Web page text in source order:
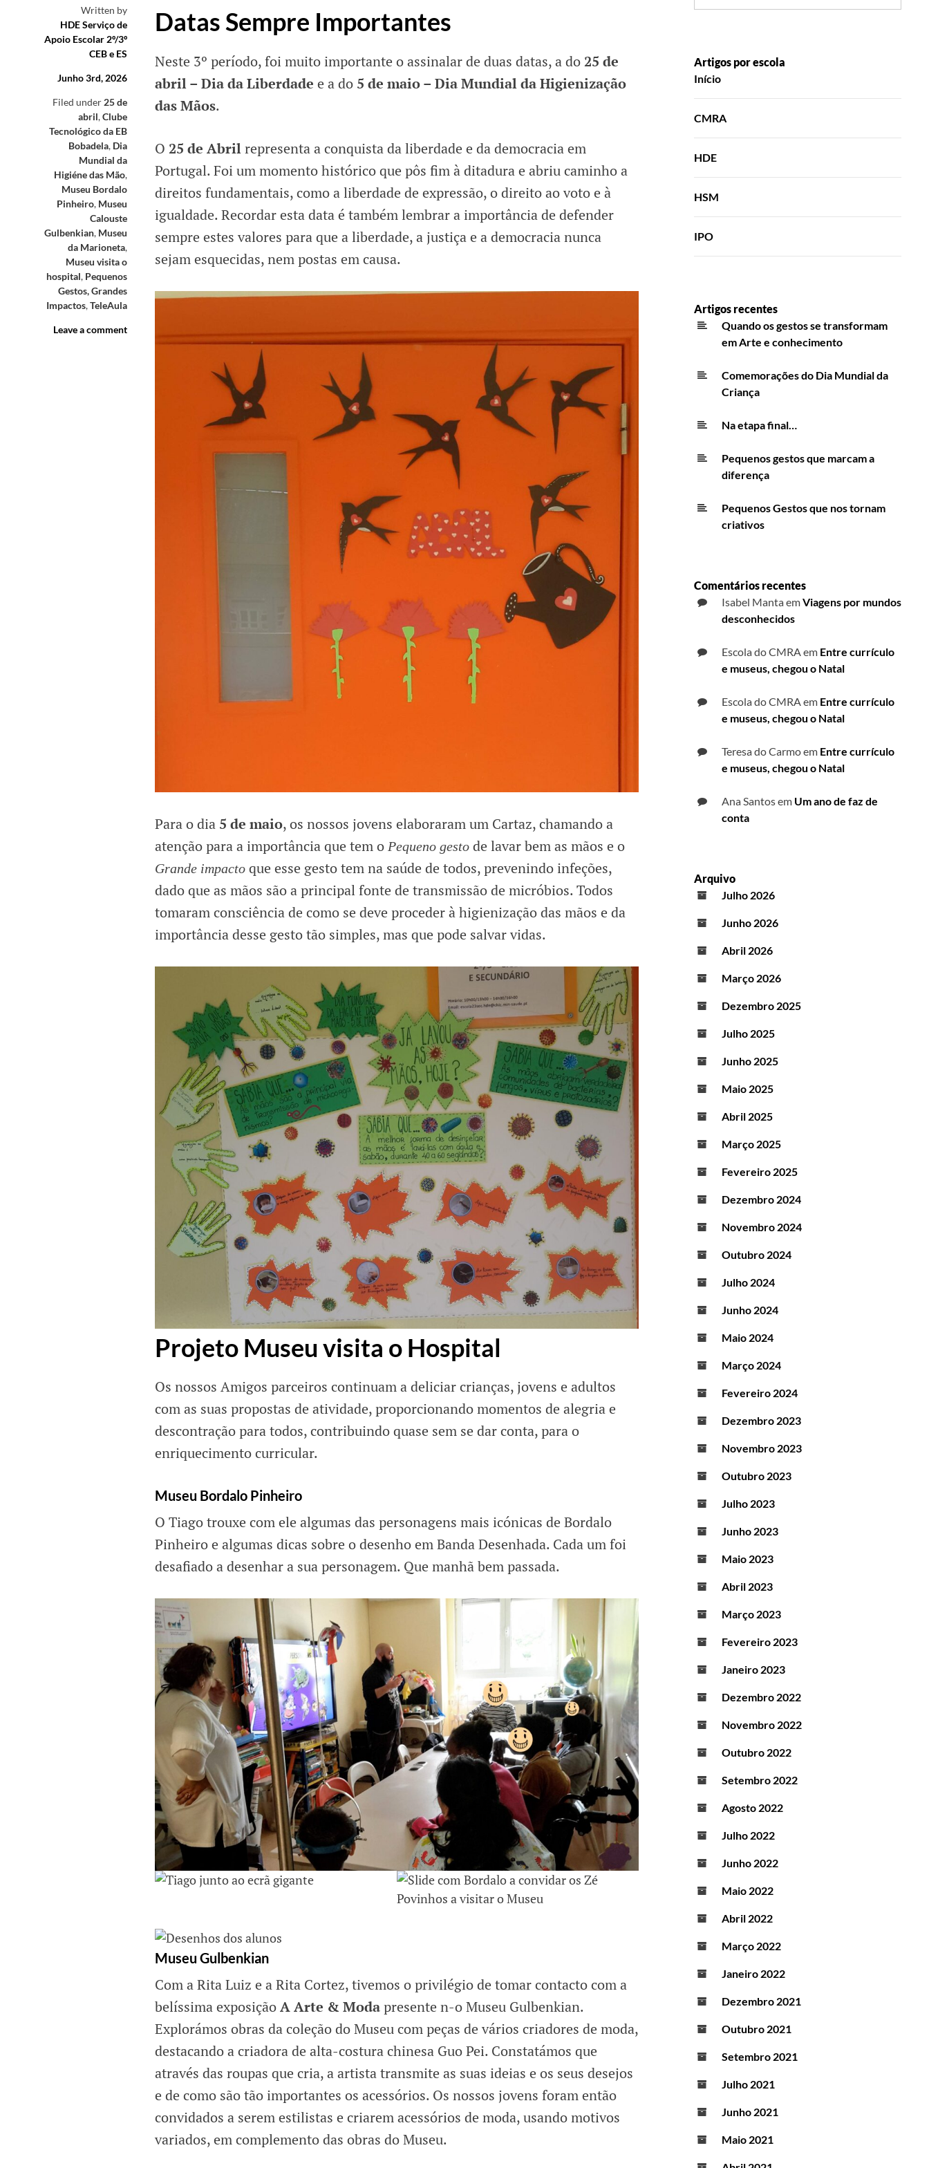
Written by
HDE Serviço de
Apoio Escolar 2º/3º
CEB e ES
Junho 3rd, 2026
Filed under 25 de
abril,Clube
Tecnológico da EB
Bobadela, Dia
Mundial da
Higiéne das Mão,
Museu Bordalo
Pinheiro, Museu
Calouste
Gulbenkian, Museu
da Marioneta,
Museu visita o
hospital, Pequenos
Gestos, Grandes
Impactos,TeleAula
Leave a comment
Datas Sempre Importantes
Neste 3º período, foi muito importante o assinalar de duas datas, a do25 de
abril – Dia da Liberdade e a do 5 de maio – Dia Mundial da Higienização
das Mãos.
O 25 de Abrilrepresenta a conquista da liberdade e da democracia em
Portugal. Foi um momento histórico que pôs fim à ditadura e abriu caminho a
direitos fundamentais, como a liberdade de expressão, o direito ao voto e à
igualdade. Recordar esta data é também lembrar a importância de defender
sempre estes valores para que a liberdade, a justiça e a democracia nunca
sejam esquecidas, nem postas em causa.
Para o dia 5 de maio, os nossos jovens elaboraram um Cartaz, chamando a
atenção para a importância que tem o Pequeno gesto de lavar bem as mãos e o
Grande impacto que esse gesto tem na saúde de todos, prevenindo infeções,
dado que as mãos são a principal fonte de transmissão de micróbios. Todos
tomaram consciência de como se deve proceder à higienização das mãos e da
importância desse gesto tão simples, mas que pode salvar vidas.
Projeto Museu visita o Hospital
Os nossos Amigos parceiros continuam a deliciar crianças, jovens e adultos
com as suas propostas de atividade, proporcionando momentos de alegria e
descontração para todos, contribuindo quase sem se dar conta, para o
enriquecimento curricular.
Museu Bordalo Pinheiro
O Tiago trouxe com ele algumas das personagens mais icónicas de Bordalo
Pinheiro e algumas dicas sobre o desenho em Banda Desenhada. Cada um foi
desafiado a desenhar a sua personagem. Que manhã bem passada.
Museu Gulbenkian
Com a Rita Luiz e a Rita Cortez, tivemos o privilégio de tomar contacto com a
belíssima exposiçãoA Arte & Modapresente n-o Museu Gulbenkian.
Explorámos obras da coleção do Museu com peças de vários criadores de moda,
destacando a criadora de alta-costura chinesa Guo Pei. Constatámos que
através das roupas que cria, a artista transmite as suas ideias e os seus desejos
e de como são tão importantes os acessórios. Os nossos jovens foram então
convidados a serem estilistas e criarem acessórios de moda, usando motivos
variados, em complemento das obras do Museu.
Artigos por escola
Início
CMRA
HDE
HSM
IPO
Artigos recentes
Quando os gestos se transformam
em Arte e conhecimento
Comemorações do Dia Mundial da
Criança
Na etapa final…
Pequenos gestos que marcam a
diferença
Pequenos Gestos que nos tornam
criativos
Comentários recentes
Isabel MantaemViagens por mundos
desconhecidos
Escola do CMRAem Entre currículo
e museus, chegou o Natal
Escola do CMRAem Entre currículo
e museus, chegou o Natal
Teresa do Carmoem Entre currículo
e museus, chegou o Natal
Ana Santosem Um ano de faz de
conta
Arquivo
Julho 2026
Junho 2026
Abril 2026
Março 2026
Dezembro 2025
Julho 2025
Junho 2025
Maio 2025
Abril 2025
Março 2025
Fevereiro 2025
Dezembro 2024
Novembro 2024
Outubro 2024
Julho 2024
Junho 2024
Maio 2024
Março 2024
Fevereiro 2024
Dezembro 2023
Novembro 2023
Outubro 2023
Julho 2023
Junho 2023
Maio 2023
Abril 2023
Março 2023
Fevereiro 2023
Janeiro 2023
Dezembro 2022
Novembro 2022
Outubro 2022
Setembro 2022
Agosto 2022
Julho 2022
Junho 2022
Maio 2022
Abril 2022
Março 2022
Janeiro 2022
Dezembro 2021
Outubro 2021
Setembro 2021
Julho 2021
Junho 2021
Maio 2021